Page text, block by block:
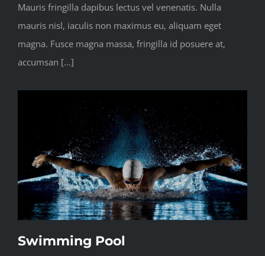
Mauris fringilla dapibus lectus vel venenatis. Nulla
mauris nisl, iaculis non maximus eu, aliquam eget
magna. Fusce magna massa, fringilla id posuere at,
accumsan [...]
Swimming Pool